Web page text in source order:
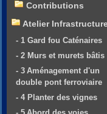
Contributions
Atelier
- 1 Gard fou Caténaires
- 2 Murs et murets bâtis
- 3 Aménagement d'un
double pont ferroviaire
- 4 Planter des vignes